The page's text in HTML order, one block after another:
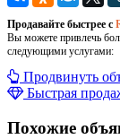
Продавайте быстрее с
Вы можете привлечь
следующими услугами:
Продвинуть
Быстрая
Похожие